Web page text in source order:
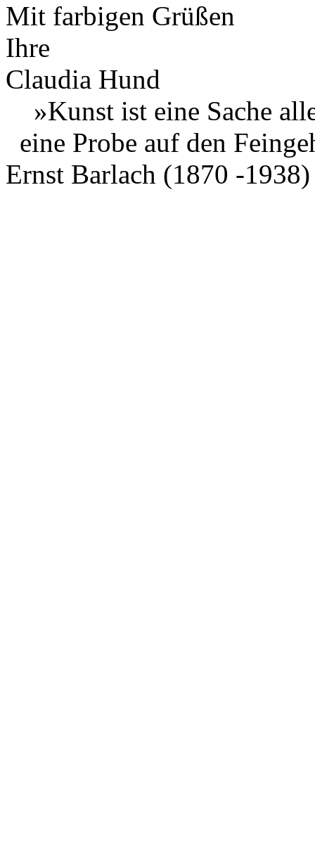
Mit farbigen Grüßen
Ihre
Claudia Hund
»Kunst ist eine Sache
eine Probe auf den
Ernst Barlach (1870 -1938)